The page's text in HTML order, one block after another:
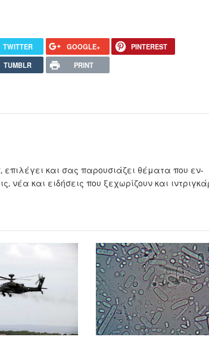
TWITTER GOOGLE+
PINTEREST
TUMBLR PRINT
επιλέγει και σας παρουσιάζει θέματα που εν-
και ειδήσεις που ξεχωρίζουν και